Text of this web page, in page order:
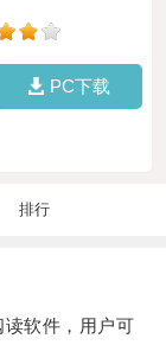
PC下载
排行
软件，用户可